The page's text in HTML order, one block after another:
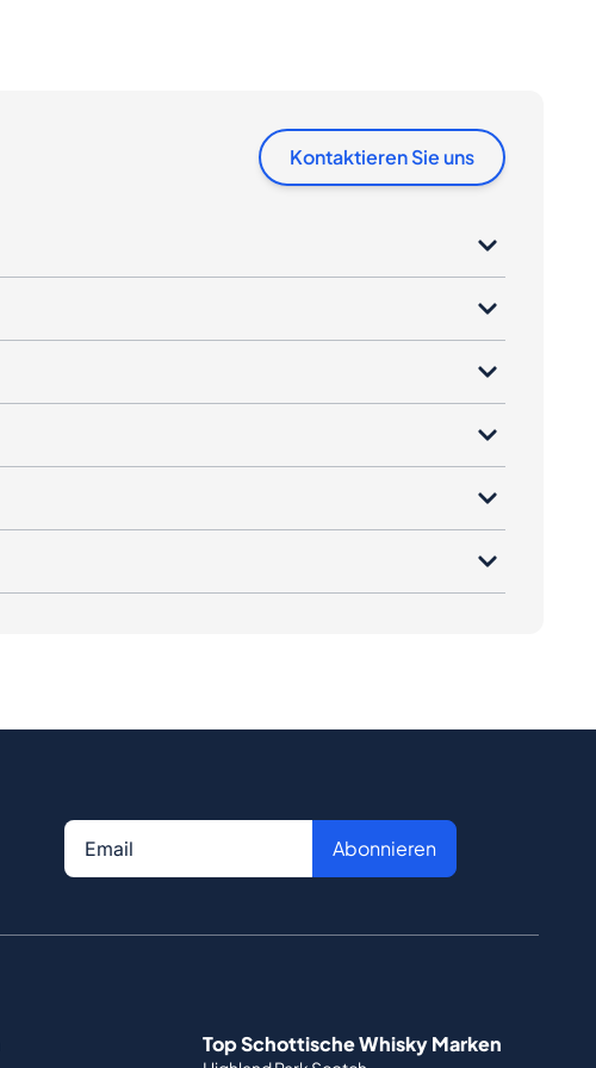
Kontaktieren Sie uns
Abonnieren
Top Schottische Whisky Marken